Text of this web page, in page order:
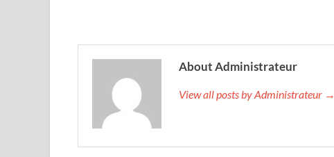
About Administrateur
View all posts by Administrateur →